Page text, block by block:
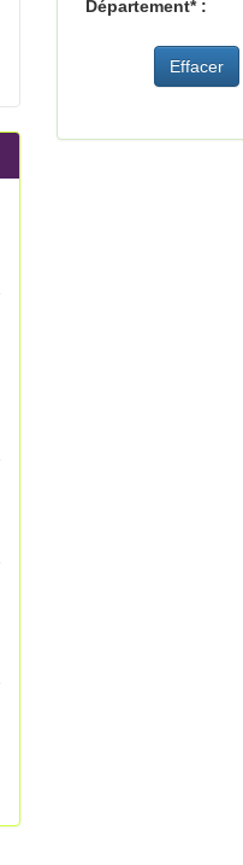
Département* :